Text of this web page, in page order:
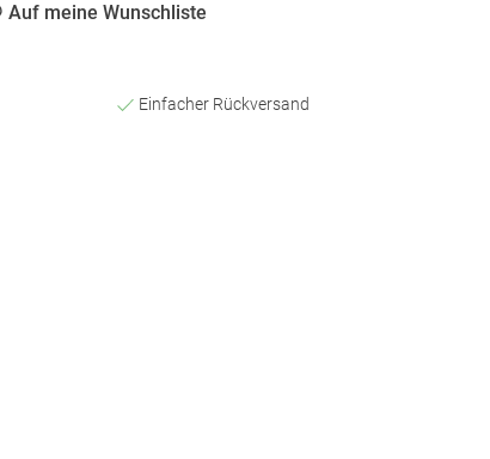
Auf meine Wunschliste
Einfacher Rückversand